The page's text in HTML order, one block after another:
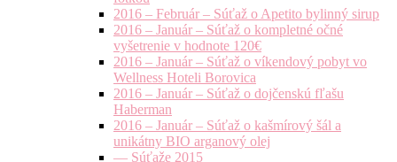
2016 – Február – Súťaž o Apetito bylinný sirup
2016 – Január – Súťaž o kompletné očné
vyšetrenie v hodnote 120€
2016 – Január – Súťaž o víkendový pobyt vo
Wellness Hoteli Borovica
2016 – Január – Súťaž o dojčenskú fľašu
Haberman
2016 – Január – Súťaž o kašmírový šál a
unikátny BIO arganový olej
— Súťaže 2015